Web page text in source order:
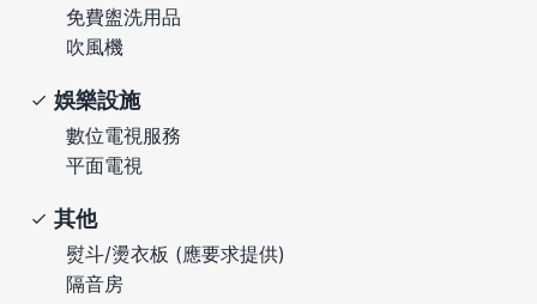
免費盥洗用品
吹風機
娛樂設施
數位電視服務
平面電視
其他
熨斗/燙衣板 (應要求提供)
隔音房